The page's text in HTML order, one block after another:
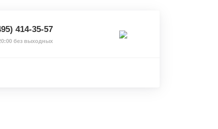
414-35-57
без выходных